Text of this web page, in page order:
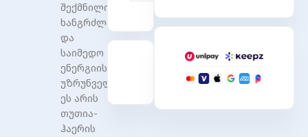
შექმნილია
ხანგრძლივი
და
საიმედო
ენერგიის
უზრუნველსაყოფად.
ეს არის
თუთია-
ჰაერის
ACTIVAIR
BATERIE.DO.APA.SLU.
ACTIVAIR